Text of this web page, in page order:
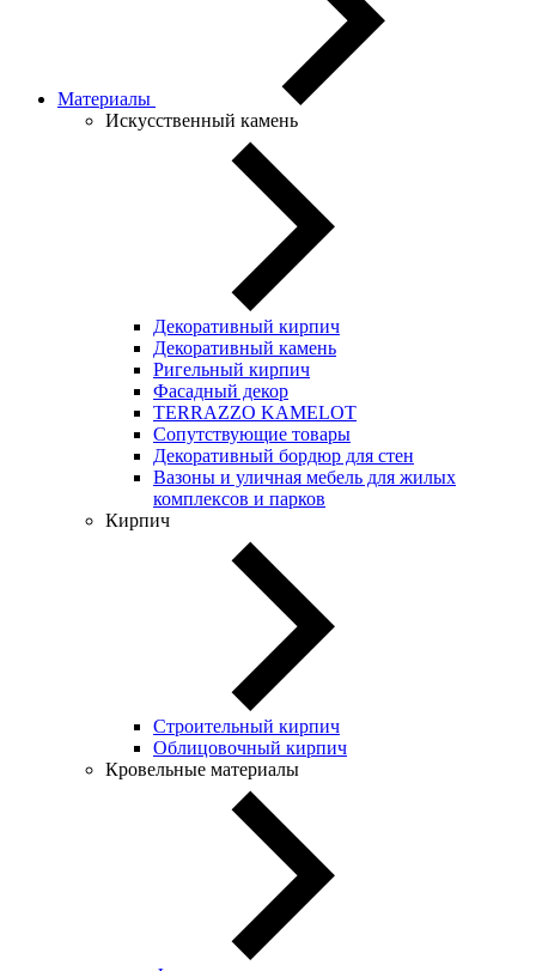
Материалы
Искусственный камень
Декоративный кирпич
Декоративный камень
Ригельный кирпич
Фасадный декор
TERRAZZO KAMELOT
Сопутствующие товары
Декоративный бордюр для стен
Вазоны и уличная мебель для жилых
комплексов и парков
Кирпич
Строительный кирпич
Облицовочный кирпич
Кровельные материалы